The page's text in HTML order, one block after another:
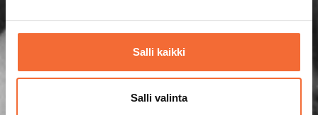
Salli kaikki
Salli valinta